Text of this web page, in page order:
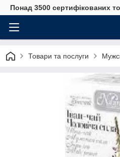
Понад 3500 сертифікованих
Товари та послуги